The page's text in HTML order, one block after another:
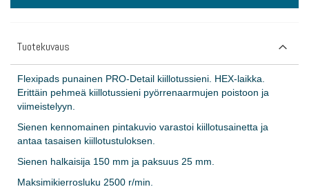
Tuotekuvaus
Flexipads punainen PRO-Detail kiillotussieni. HEX-laikka.
Erittäin pehmeä kiillotussieni pyörrenaarmujen poistoon ja
viimeistelyyn.
Sienen kennomainen pintakuvio varastoi kiillotusainetta ja
antaa tasaisen kiillotustuloksen.
Sienen halkaisija 150 mm ja paksuus 25 mm.
Maksimikierrosluku 2500 r/min.